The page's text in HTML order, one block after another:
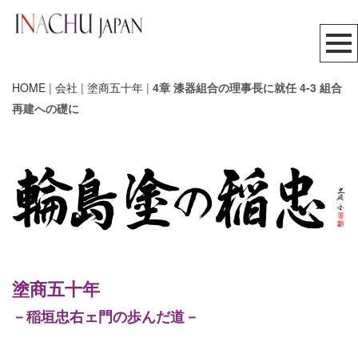
HOME | 会社 | 塗商五十年 | 4章 漆器組合の理事長に就任 4-3 組合
再建への礎に
塗商五十年
－稲垣忠右ェ門の歩んだ道－